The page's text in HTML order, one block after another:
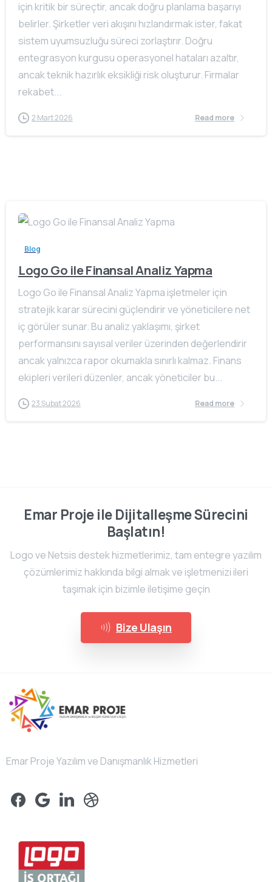
için kritik bir süreçtir, ancak doğru planlama başarıyı
belirler. Şirketler veri akışını hızlandırmak ister, fakat
sistem uyumsuzluğu süreci zorlaştırır. Doğru
entegrasyon kurgusu operasyonel hataları azaltır,
ancak teknik hazırlık eksikliği risk oluşturur. Firmalar
rekabet...
2 Mart 2026 Read more
Blog
Logo Go ile Finansal Analiz Yapma
Logo Go ile Finansal Analiz Yapma işletmeler için
stratejik karar sürecini güçlendirir ve yöneticilere net
iç görüler sunar. Bu analiz yaklaşımı, şirket
performansını sayısal veriler üzerinden değerlendirir
ancak yalnızca rapor okumakla sınırlı kalmaz. Finans
ekipleri verileri düzenler, ancak yöneticiler bu...
23 Şubat 2026 Read more
Emar Proje ile Dijitalleşme Sürecini
Başlatın!
Logo ve Netsis destek hizmetlerimiz, tam entegre yazılım
çözümlerimiz hakkında bilgi almak ve işletmenizi ileri
taşımak için bizimle iletişime geçin
Bize Ulaşın
Emar Proje Yazılım ve Danışmanlık Hizmetleri